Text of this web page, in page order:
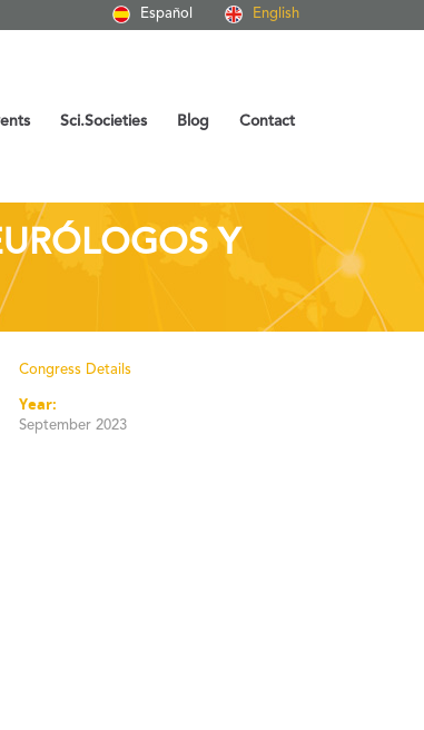
Español English
Sci.Societies Blog Contact
Y
Congress Details
Year:
September 2023